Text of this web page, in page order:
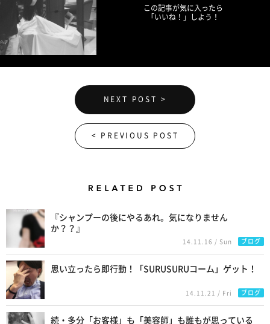
この記事が気に入ったら
「いいね！」しよう！
NEXT POST >
< PREVIOUS POST
『シャンプーの後にやるあれ。気になりません
か？？』
14.11.16 / Sun ブログ
思い立ったら即行動！「SURUSURUコーム」ゲット！
14.11.21 / Fri ブログ
続・多分「お客様」も「美容師」も誰もが思っている